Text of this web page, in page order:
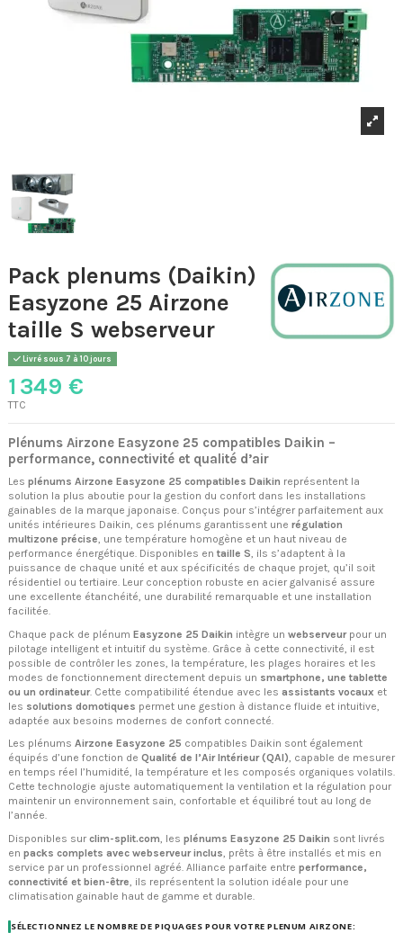
Pack plenums (Daikin)
Easyzone 25 Airzone
taille S webserveur
Livré sous 7 à 10 jours
1 349 €
TTC
Plénums Airzone Easyzone 25 compatibles Daikin –
performance, connectivité et qualité d’air
Les plénums Airzone Easyzone 25 compatibles Daikin représentent la
solution la plus aboutie pour la gestion du confort dans les installations
gainables de la marque japonaise. Conçus pour s’intégrer parfaitement aux
unités intérieures Daikin, ces plénums garantissent une régulation
multizone précise, une température homogène et un haut niveau de
performance énergétique. Disponibles en taille S, ils s’adaptent à la
puissance de chaque unité et aux spécificités de chaque projet, qu’il soit
résidentiel ou tertiaire. Leur conception robuste en acier galvanisé assure
une excellente étanchéité, une durabilité remarquable et une installation
facilitée.
Chaque pack de plénum Easyzone 25 Daikin intègre un webserveurpour un
pilotage intelligent et intuitif du système. Grâce à cette connectivité, il est
possible de contrôler les zones, la température, les plages horaires et les
modes de fonctionnement directement depuis un smartphone, une tablette
ou un ordinateur. Cette compatibilité étendue avec les assistants vocaux et
les solutions domotiques permet une gestion à distance fluide et intuitive,
adaptée aux besoins modernes de confort connecté.
Les plénums Airzone Easyzone 25 compatibles Daikin sont également
équipés d’une fonction de Qualité de l’Air Intérieur (QAI), capable de mesurer
en temps réel l’humidité, la température et les composés organiques volatils.
Cette technologie ajuste automatiquement la ventilation et la régulation pour
maintenir un environnement sain, confortable et équilibré tout au long de
l’année.
Disponibles sur clim-split.com , les plénums Easyzone 25 Daikin sont livrés
en packs complets avec webserveur inclus , prêts à être installés et mis en
service par un professionnel agréé. Alliance parfaite entre performance,
connectivité et bien-être , ils représentent la solution idéale pour une
climatisation gainable haut de gamme et durable.
SÉLECTIONNEZ LE NOMBRE DE PIQUAGES POUR VOTRE PLENUM AIRZONE: